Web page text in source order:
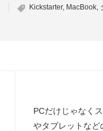
Kickstarter, MacBook,
PCだけじゃなく
やタブレットなど